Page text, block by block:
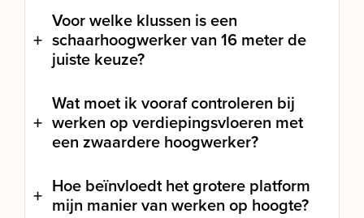
Voor welke klussen is een
schaarhoogwerker van 16 meter de
juiste keuze?
Wat moet ik vooraf controleren bij
werken op verdiepingsvloeren met
een zwaardere hoogwerker?
Hoe beïnvloedt het grotere platform
mijn manier van werken op hoogte?